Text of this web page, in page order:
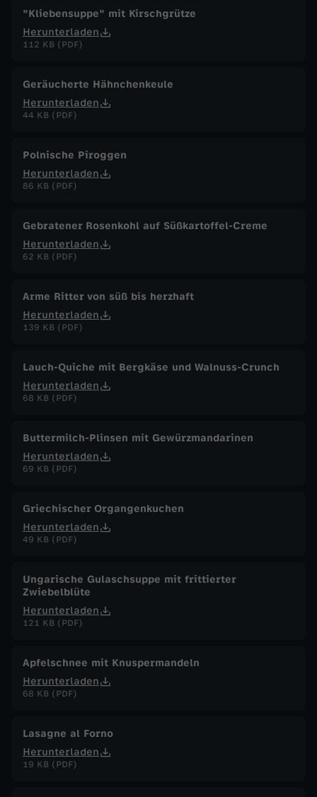
"Kliebensuppe" mit Kirschgrütze
Herunterladen
112 KB (PDF)
Geräucherte Hähnchenkeule
Herunterladen
44 KB (PDF)
Polnische Piroggen
Herunterladen
86 KB (PDF)
Gebratener Rosenkohl auf Süßkartoffel-Creme
Herunterladen
62 KB (PDF)
Arme Ritter von süß bis herzhaft
Herunterladen
139 KB (PDF)
Lauch-Quiche mit Bergkäse und Walnuss-Crunch
Herunterladen
68 KB (PDF)
Buttermilch-Plinsen mit Gewürzmandarinen
Herunterladen
69 KB (PDF)
Griechischer Organgenkuchen
Herunterladen
49 KB (PDF)
Ungarische Gulaschsuppe mit frittierter
Zwiebelblüte
Herunterladen
121 KB (PDF)
Apfelschnee mit Knuspermandeln
Herunterladen
68 KB (PDF)
Lasagne al Forno
Herunterladen
19 KB (PDF)